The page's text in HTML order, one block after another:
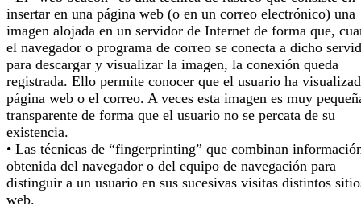
insertar en una página web (o en un correo electrónico) una
imagen alojada en un servidor de Internet de forma que,
el navegador o programa de correo se conecta a dicho
para descargar y visualizar la imagen, la conexión queda
registrada. Ello permite conocer que el usuario ha
página web o el correo. A veces esta imagen es muy
transparente de forma que el usuario no se percata de su
existencia.
• Las técnicas de “fingerprinting” que combinan
obtenida del navegador o del equipo de navegación para
distinguir a un usuario en sus sucesivas visitas distintos
web.